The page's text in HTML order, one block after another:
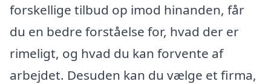
forskellige tilbud op imod hinanden, får
du en bedre forståelse for, hvad der er
rimeligt, og hvad du kan forvente af
arbejdet. Desuden kan du vælge et firma,